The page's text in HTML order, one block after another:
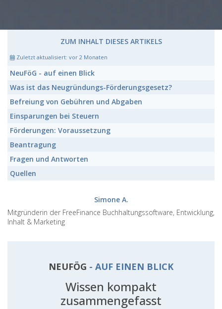
ZUM INHALT DIESES ARTIKELS
Zuletzt aktualisiert: vor 2 Monaten
NeuFöG - auf einen Blick
Was ist das Neugründungs-Förderungsgesetz?
Befreiung von Gebühren und Abgaben
Einsparungen bei Steuern
Förderungen: Voraussetzung
Beantragung
Fragen und Antworten
Quellen
Simone A.
Mitgründerin der FreeFinance Buchhaltungssoftware, Entwicklung,
Inhalt & Marketing
NEUFÖG - AUF EINEN BLICK
Wissen kompakt
zusammengefasst